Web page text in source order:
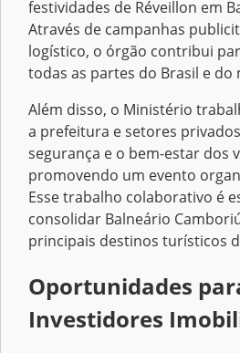
festividades de Réveillon em
Através de campanhas
logístico, o órgão contribui
todas as partes do Brasil e do
Além disso, o Ministério
a prefeitura e setores
segurança e o bem-estar dos
promovendo um evento
Esse trabalho colaborativo é
consolidar Balneário
principais destinos turísticos
Oportunidades
Investidores